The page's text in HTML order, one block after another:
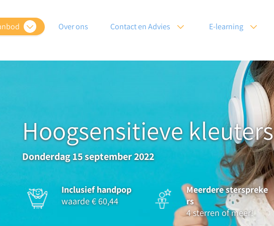
Over ons Contact en Advies E-learning
Hoogsensitieve kleuters
Donderdag 15 september 2022
Inclusief handpop
waarde € 60,44
Meerdere sterspreke
rs
4 sterren of meer!